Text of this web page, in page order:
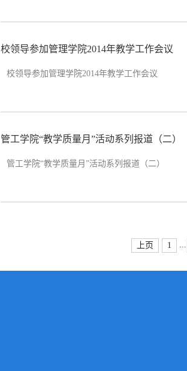
校领导参加管理学院2014年教学工作会议
校领导参加管理学院2014年教学工作会议
管工学院“教学质量月”活动系列报道（二）
管工学院“教学质量月”活动系列报道（二）
上页 1 ...